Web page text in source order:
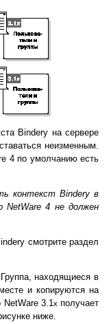
Bindery на сервере
неизменным.
4 по умолчанию есть
контекст Bindery в
NetWare 4 не должен
смотрите раздел
находящиеся в
и копируются на
NetWare 3.1x получает
ниже.